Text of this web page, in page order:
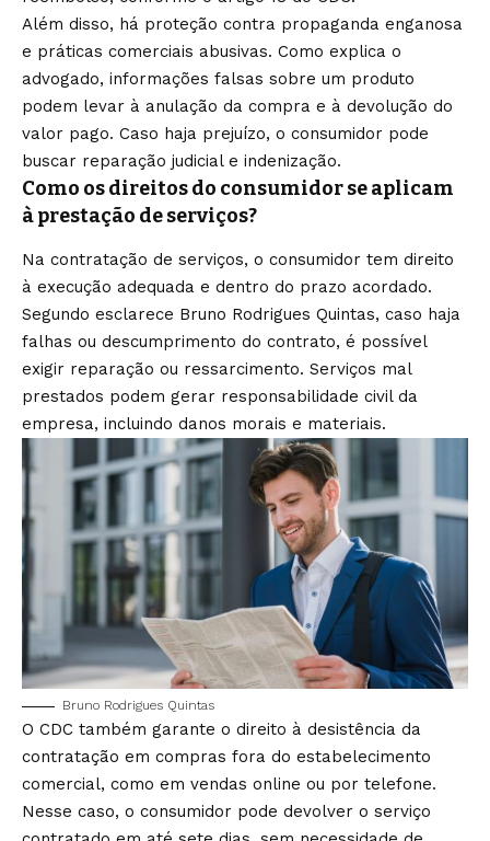
Além disso, há proteção contra propaganda enganosa
e práticas comerciais abusivas. Como explica o
advogado, informações falsas sobre um produto
podem levar à anulação da compra e à devolução do
valor pago. Caso haja prejuízo, o consumidor pode
buscar reparação judicial e indenização.
Como os direitos do consumidor se aplicam
à prestação de serviços?
Na contratação de serviços, o consumidor tem direito
à execução adequada e dentro do prazo acordado.
Segundo esclarece Bruno Rodrigues Quintas, caso haja
falhas ou descumprimento do contrato, é possível
exigir reparação ou ressarcimento. Serviços mal
prestados podem gerar responsabilidade civil da
empresa, incluindo danos morais e materiais.
Bruno Rodrigues Quintas
O CDC também garante o direito à desistência da
contratação em compras fora do estabelecimento
comercial, como em vendas online ou por telefone.
Nesse caso, o consumidor pode devolver o serviço